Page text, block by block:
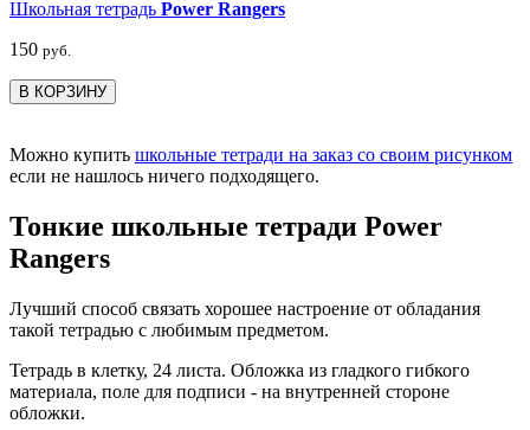
Школьная тетрадь Power Rangers
150 руб.
В КОРЗИНУ
Можно купить школьные тетради на заказ со своим рисунком
если не нашлось ничего подходящего.
Тонкие школьные тетради Power
Rangers
Лучший способ связать хорошее настроение от обладания
такой тетрадью c любимым предметом.
Тетрадь в клетку, 24 листа. Обложка из гладкого гибкого
материала, поле для подписи - на внутренней стороне
обложки.